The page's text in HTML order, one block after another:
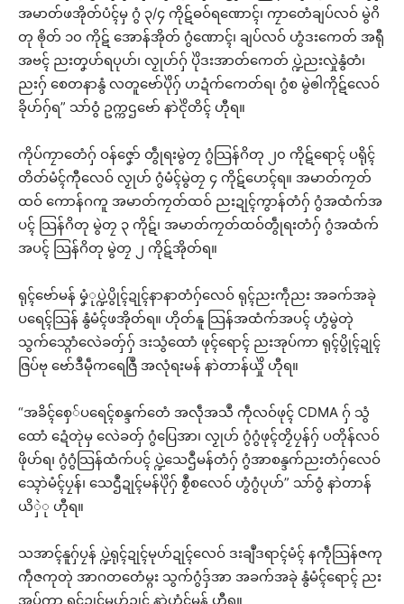
အမာတ်ဖအိုတ်ပံၚ်မှ ဂွံ ၃/၄ ကိုဋ်ဓဝ်ရဏောၚ်၊ ကၠာတေံချပ်လဝ် မွဲဂိ
တု ၜိုတ် ၁၀ ကိုဋ် အောန်အိုတ် ဂွံဏောၚ်၊ ချပ်လဝ် ဟွံဒးကေတ် အရီု
အဗၚ် ညးတၞဟ်ရပုဟ်၊ လၟုဟ်ဂှ် ပိုဲဒးအာတ်ကေတ် ပ္ဍဲညးလှုဲနွံတံ၊
ညးဂှ် စေတနာနွံ လတူဗော်ပိုဲဂှ် ဟဍံက်ကေတ်ရ၊ ဂွံစ မွဲၜါကိုဋ်လေဝ်
ခိုဟ်ဂှ်ရ” သာ်ဝွံ ဥက္ကဌဗော် နာဲၚိုဲတိၚ် ဟီုရ။
ကိုပ်ကၠာတေံဂှ် ဝန်ဇၞော် တွဵုရးမွဲတၠ ဂွံသြန်ဂိတု ၂၀ ကိုဋ်ရောၚ် ပရိုၚ်
တိတ်မံၚ်ကီုလေဝ် လၟုဟ် ဂွံမံၚ်မွဲတၠ ၄ ကိုဋ်ဟေၚ်ရ။ အမာတ်ကၠတ်
ထဝ် ကောန်ဂကူ အမာတ်ကၠတ်ထဝ် ညးဍုၚ်ကွာန်တံဂှ် ဂွံအထံက်အ
ပၚ် သြန်ဂိတု မွဲတၠ ၃ ကိုဋ်၊ အမာတ်ကၠတ်ထဝ်တွဵုရးတံဂှ် ဂွံအထံက်
အပၚ် သြန်ဂိတု မွဲတၠ ၂ ကိုဋ်အိုတ်ရ။
ရုၚ်ဗော်မန် မၞံုပ္ဍဲပွိုၚ်ဍုၚ်နာနာတံဂှ်လေဝ် ရုၚ်ညးကဵုညး အခက်အခုဲ
ပရေၚ်သြန် နွံမံၚ်ဖအိုတ်ရ။ ဟိုတ်နူ သြန်အထံက်အပၚ် ဟွံမွဲတုဲ
သွက်သ္ဂောံလေဲခတှ်ဂှ် ဒးသွံထောံ ဖုၚ်ရောၚ် ညးအုပ်ကာ ရုၚ်ပွိုၚ်ဍုၚ်
ဇြပ်ဗု ဗော်ဒဳမဵုကရေဇြဳ အလုံရးမန် နာဲတာန်ယှိုဲ ဟီုရ။
“အခိၚ်စှေ်ပရေၚ်စန္ဒက်တေံ အလဵုအသဳ ကဵုလဝ်ဖုၚ် CDMA ဂှ် သွံ
ထောံ ဍေံတုဲမှ လေဲခတှ် ဂွံပြေအာ၊ လၟုဟ် ဂွံဂွံဖုၚ်တၟိပၠန်ဂှ် ပတိုန်လဝ်
ဖိုဟ်ရ၊ ဂွံဂွံသြန်ထံက်ပၚ် ပ္ဍဲသေဌဳမန်တံဂှ် ဂွံအာစန္ဒက်ညးတံဂှ်လေဝ်
သ္ၚောဲမံၚ်ပၠန်၊ သေဌဳဍုၚ်မန်ပိုဲဂှ် စၟဳစလေဝ် ဟွံဂွံပုဟ်” သာ်ဝွံ နာဲတာန်
ယိှဲု ဟီုရ။
သအာၚ်နူဂှ်ပၠန် ပ္ဍဲရုၚ်ဍုၚ်မုဟ်ဍုၚ်လေဝ် ဒးချဳဒရာၚ်မံၚ် နကဵုသြန်ဇကု
ကဵုဇကုတုဲ အာဂတတေံမ္ဂး သွက်ဂွံဒှ်အာ အခက်အခုဲ နွံမံၚ်ရောၚ် ညး
အုပ်ကာ ရုၚ်ဍုၚ်မုဟ်ဍုၚ် နာဲဟံၚ်မန် ဟီုရ။